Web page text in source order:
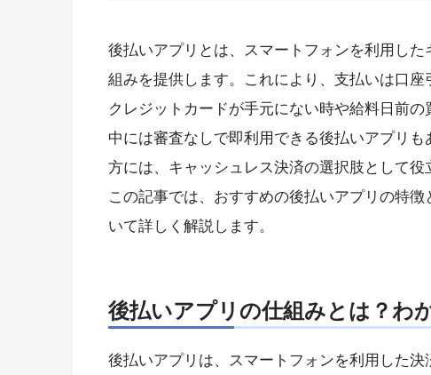
後払いアプリとは、スマートフォンを利用し
組みを提供します。これにより、支払いは口
クレジットカードが手元にない時や給料日前の
中には審査なしで即利用できる後払いアプリ
方には、キャッシュレス決済の選択肢として役
この記事では、おすすめの後払いアプリの特
いて詳しく解説します。
後払いアプリの仕組みとは？わ
後払いアプリは、スマートフォンを利用した